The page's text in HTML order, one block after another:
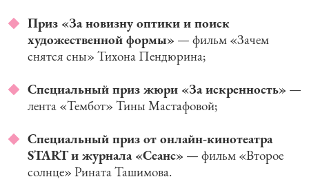
Приз «За новизну оптики и поиск
художественной формы» — фильм «Зачем
снятся сны» Тихона Пендюрина;
Специальный приз жюри «За искренность» —
лента «Тембот» Тины Мастафовой;
Специальный приз от онлайн-кинотеатра
START и журнала «Сеанс» — фильм «Второе
солнце» Рината Ташимова.